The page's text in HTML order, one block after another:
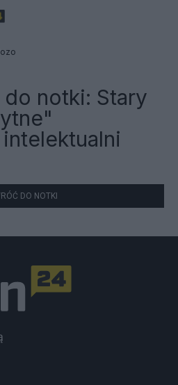
do notki: Stary
DO NOTKI